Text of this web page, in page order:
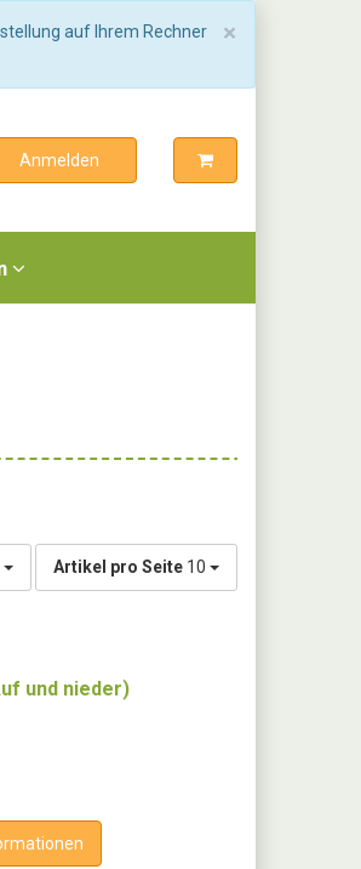
×
auf Ihrem Rechner
Anmelden
Artikel pro Seite 10
und nieder)